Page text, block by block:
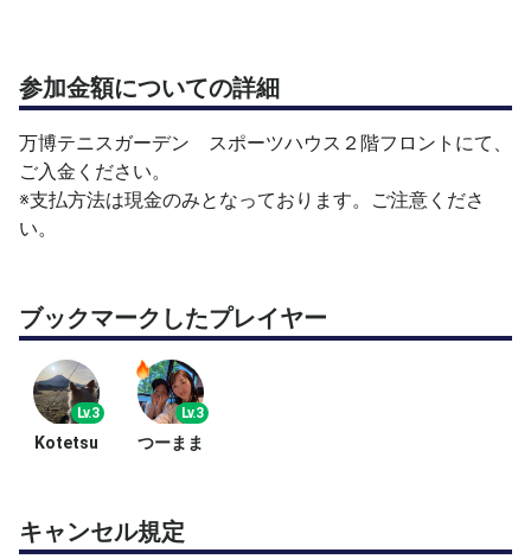
参加金額についての詳細
万博テニスガーデン スポーツハウス２階フロントにて、
ご入金ください。
※支払方法は現金のみとなっております。ご注意くださ
い。
ブックマークしたプレイヤー
Lv.3
Kotetsu
Lv.3
つーまま
キャンセル規定